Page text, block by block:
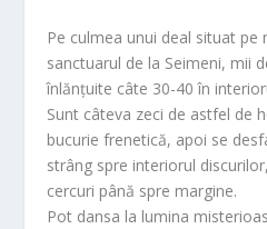
Pe culmea unui deal situat pe
sanctuarul de la Seimeni, mii
înlănțuite câte 30-40 în
Sunt câteva zeci de astfel de
bucurie frenetică, apoi se
strâng spre interiorul
cercuri până spre margine.
Pot dansa la lumina